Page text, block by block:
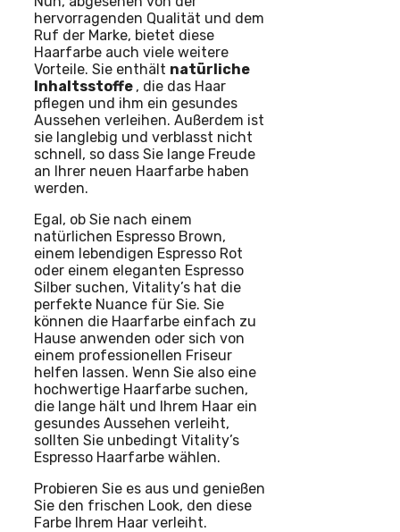
hervorragenden Qualität und dem
Ruf der Marke, bietet diese
Haarfarbe auch viele weitere
Vorteile. Sie enthält natürliche
Inhaltsstoffe , die das Haar
pflegen und ihm ein gesundes
Aussehen verleihen. Außerdem ist
sie langlebig und verblasst nicht
schnell, so dass Sie lange Freude
an Ihrer neuen Haarfarbe haben
werden.
Egal, ob Sie nach einem
natürlichen Espresso Brown,
einem lebendigen Espresso Rot
oder einem eleganten Espresso
Silber suchen, Vitality’s hat die
perfekte Nuance für Sie. Sie
können die Haarfarbe einfach zu
Hause anwenden oder sich von
einem professionellen Friseur
helfen lassen. Wenn Sie also eine
hochwertige Haarfarbe suchen,
die lange hält und Ihrem Haar ein
gesundes Aussehen verleiht,
sollten Sie unbedingt Vitality’s
Espresso Haarfarbe wählen.
Probieren Sie es aus und genießen
Sie den frischen Look, den diese
Farbe Ihrem Haar verleiht.